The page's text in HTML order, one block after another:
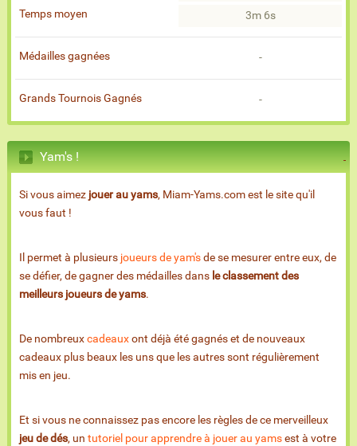
Temps moyen
3m 6s
Médailles gagnées -
Grands Tournois Gagnés -
Yam's !
Si vous aimez jouer au yams, Miam-Yams.com est le site qu'il
vous faut !
Il permet à plusieurs joueurs de yam'sde se mesurer entre eux, de
se défier, de gagner des médailles dans le classement des
meilleurs joueurs de yams.
De nombreuxcadeauxont déjà été gagnés et de nouveaux
cadeaux plus beaux les uns que les autres sont régulièrement
mis en jeu.
Et si vous ne connaissez pas encore les règles de ce merveilleux
jeu de dés, un tutoriel pour apprendre à jouer au yamsest à votre